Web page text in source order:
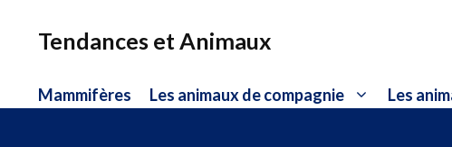
Tendances et Animaux
Mammifères Les animaux de compagnie Les